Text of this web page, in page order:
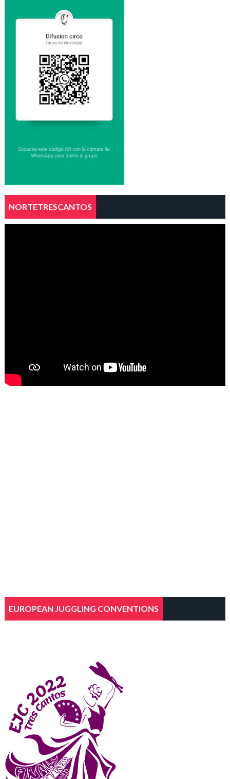
NORTETRESCANTOS
EUROPEAN JUGGLING CONVENTIONS